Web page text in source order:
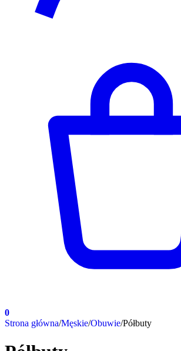
0
Strona główna/Męskie/Obuwie/Półbuty